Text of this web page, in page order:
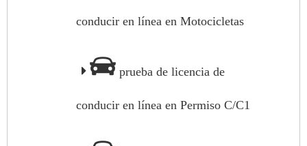
conducir en línea en Motocicletas
prueba de licencia de
conducir en línea en Permiso C/C1